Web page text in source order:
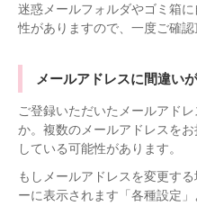
迷惑メールフォルダやゴミ箱
性がありますので、一度ご確認
メールアドレスに間違い
ご登録いただいたメールアド
か。複数のメールアドレスを
している可能性があります。
もしメールアドレスを変更す
ーに表示されます「各種設定